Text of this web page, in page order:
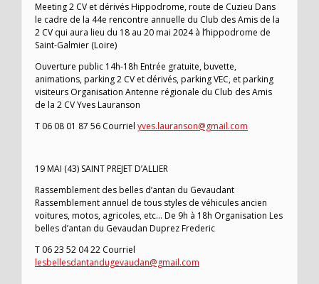
Meeting 2 CV et dérivés Hippodrome, route de Cuzieu Dans
le cadre de la 44e rencontre annuelle du Club des Amis de la
2 CV qui aura lieu du 18 au 20 mai 2024 à l’hippodrome de
Saint-Galmier (Loire)
Ouverture public 14h-18h Entrée gratuite, buvette,
animations, parking 2 CV et dérivés, parking VEC, et parking
visiteurs Organisation Antenne régionale du Club des Amis
de la 2 CV Yves Lauranson
T 06 08 01 87 56 Courriel yves.lauranson@gmail.com
19 MAI (43) SAINT PREJET D’ALLIER
Rassemblement des belles d’antan du Gevaudant
Rassemblement annuel de tous styles de véhicules ancien
voitures, motos, agricoles, etc… De 9h à 18h Organisation Les
belles d’antan du Gevaudan Duprez Frederic
T 06 23 52 04 22 Courriel
lesbellesdantandugevaudan@gmail.com